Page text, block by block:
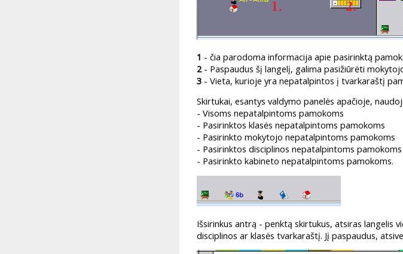
1 - čia parodoma informacija apie pasirinktą
2- Paspaudus šį langelį, galima pasižiūrėti
3 - Vieta, kurioje yra nepatalpintos į tvarkaraštį
Skirtukai, esantys valdymo panelės apačioje,
- Visoms nepatalpintoms pamokoms
- Pasirinktos klasės nepatalpintoms pamokoms
- Pasirinkto mokytojo nepatalpintoms pamokoms
- Pasirinktos disciplinos nepatalpintoms pamokoms
- Pasirinkto kabineto nepatalpintoms pamokoms.
Išsirinkus antrą - penktą skirtukus, atsiras langelis
disciplinos ar klasės tvarkaraštį. Jį paspaudus,